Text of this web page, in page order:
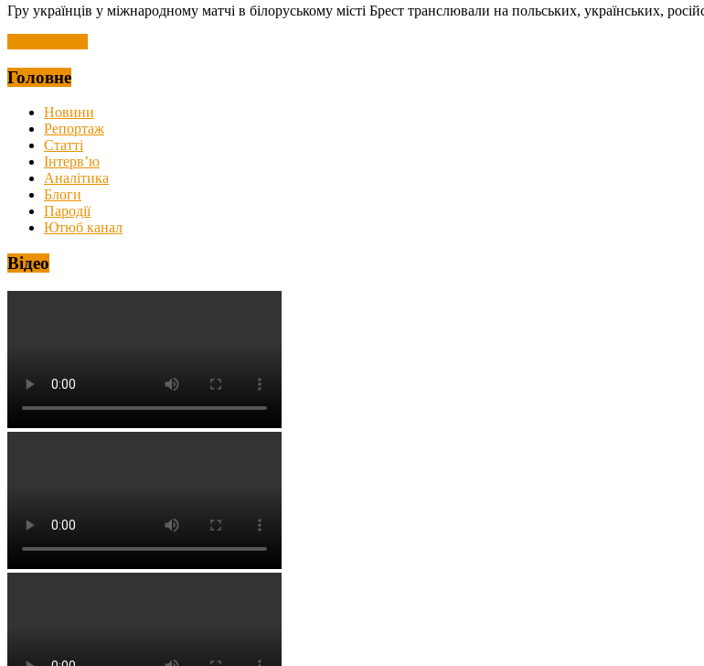
Гру українців у міжнародному матчі в білоруському місті Брест транслювали на польських, українських,
Головне
Новини
Репортаж
Статті
Інтерв’ю
Аналітика
Блоги
Пародії
Ютюб канал
Відео